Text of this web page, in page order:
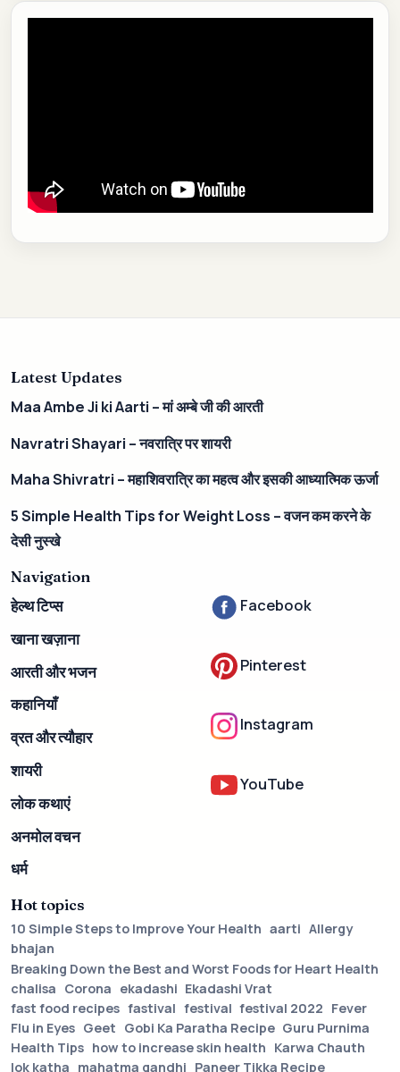
Latest Updates
Maa Ambe Ji ki Aarti – मां अम्बे जी की आरती
Navratri Shayari – नवरात्रि पर शायरी
Maha Shivratri – महाशिवरात्रि का महत्व और इसकी आध्यात्मिक ऊर्जा
5 Simple Health Tips for Weight Loss – वजन कम करने के
देसी नुस्खे
Navigation
हेल्थ टिप्स
खाना खज़ाना
आरती और भजन
कहानियाँ
व्रत और त्यौहार
शायरी
लोक कथाएं
अनमोल वचन
धर्म
Facebook
Pinterest
Instagram
YouTube
Hot topics
10 Simple Steps to Improve Your Health aarti Allergy
bhajan
Breaking Down the Best and Worst Foods for Heart Health
chalisa Corona ekadashi Ekadashi Vrat
fast food recipes fastival festival festival 2022 Fever
Flu in Eyes Geet Gobi Ka Paratha Recipe Guru Purnima
Health Tips how to increase skin health Karwa Chauth
lok katha mahatma gandhi Paneer Tikka Recipe